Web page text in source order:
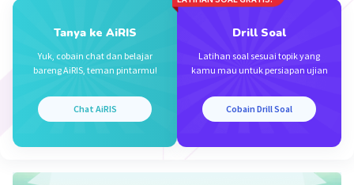
Jadi, jawaban yang benar adalah B.
Beri Rating·0.0(0) Balas
Tanya ke AiRIS
Yuk, cobain chat dan belajar
bareng AiRIS, teman pintarmu!
Chat AiRIS
Drill Soal
Latihan soal sesuai topik yang
kamu mau untuk persiapan ujian
Cobain Drill Soal